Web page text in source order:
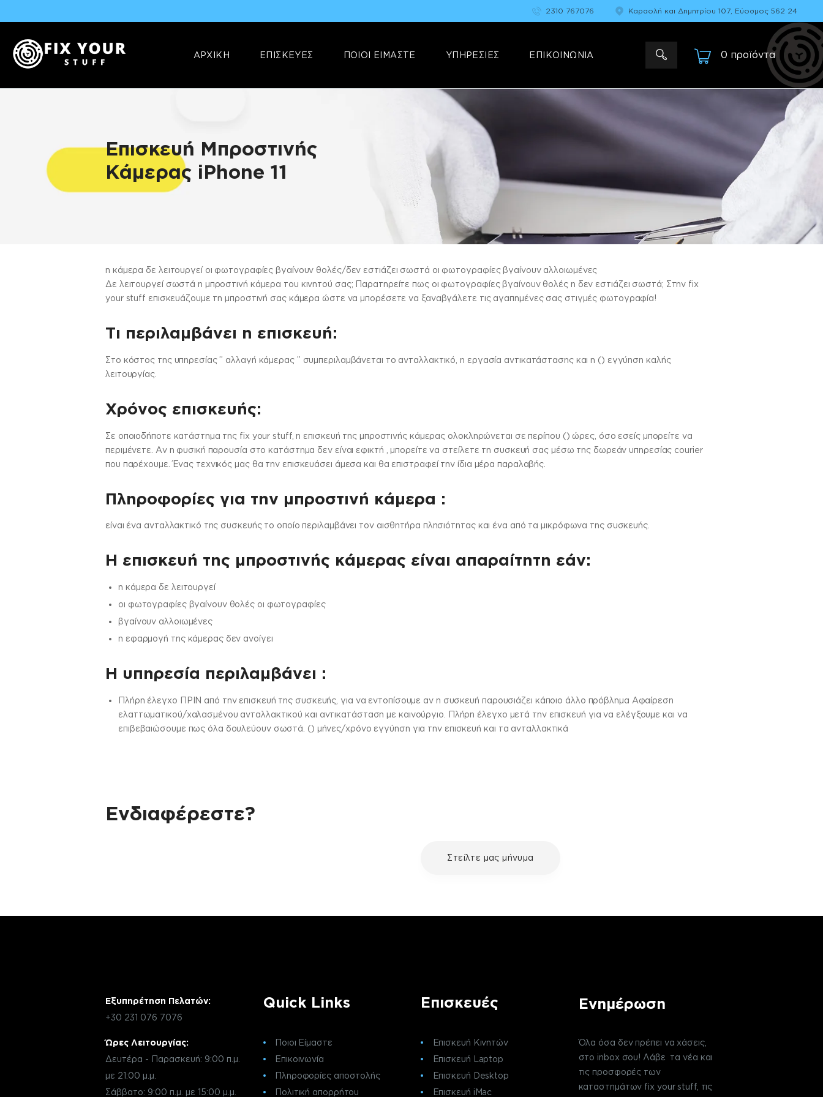
2310 767076 Καραολή και Δημητρίου 107, Εύοσμος 562 24
ΑΡΧΙΚΗ ΕΠΙΣΚΕΥΕΣ ΠΟΙΟΙ ΕΙΜΑΣΤΕ ΥΠΗΡΕΣΙΕΣ ΕΠΙΚΟΙΝΩΝΙΑ 0 προϊόντα-
Επισκευές & Πωλήσεις Ηλεκτρονικών Συσκευών &Αξεσουάρ
Επισκευή Μπροστινής
Κάμερας iPhone 11
η κάμερα δε λειτουργεί οι φωτογραφίες βγαίνουν θολές/δεν εστιάζει σωστά οι φωτογραφίες βγαίνουν αλλοιωμένες
Δε λειτουργεί σωστά η μπροστινή κάμερα του κινητού σας; Παρατηρείτε πως οι φωτογραφίες βγαίνουν θολές η δεν εστιάζει σωστά; Στην fix
your stuff επισκευάζουμε τη μπροστινή σας κάμερα ώστε να μπορέσετε να ξαναβγάλετε τις αγαπημένες σας στιγμές φωτογραφία!
Τι περιλαμβάνει η επισκευή:
Στo κόστος της υπηρεσίας ” αλλαγή κάμερας ” συμπεριλαμβάνεται το ανταλλακτικό, η εργασία αντικατάστασης και η () εγγύηση καλής
λειτουργίας.
Χρόνος επισκευής:
Σε οποιοδήποτε κατάστημα της fix your stuff, η επισκευή της μπροστινής κάμερας ολοκληρώνεται σε περίπου () ώρες, όσο εσείς μπορείτε να
περιμένετε. Αν η φυσική παρουσία στο κατάστημα δεν είναι εφικτή , μπορείτε να στείλετε τη συσκευή σας μέσω της δωρεάν υπηρεσίας courier
που παρέχουμε. Ένας τεχνικός μας θα την επισκευάσει άμεσα και θα επιστραφεί την ίδια μέρα παραλαβής.
Πληροφορίες για την μπροστινή κάμερα :
είναι ένα ανταλλακτικό της συσκευής το οποίο περιλαμβάνει τον αισθητήρα πλησιότητας και ένα από τα μικρόφωνα της συσκευής.
Η επισκευή της μπροστινής κάμερας είναι απαραίτητη εάν:
η κάμερα δε λειτουργεί
οι φωτογραφίες βγαίνουν θολές οι φωτογραφίες
βγαίνουν αλλοιωμένες
η εφαρμογή της κάμερας δεν ανοίγει
H υπηρεσία περιλαμβάνει :
Πλήρη έλεγχο ΠΡΙΝ από την επισκευή της συσκευής, για να εντοπίσουμε αν η συσκευή παρουσιάζει κάποιο άλλο πρόβλημα Αφαίρεση
ελαττωματικού/χαλασμένου ανταλλακτικού και αντικατάσταση με καινούργιο. Πλήρη έλεγχο μετά την επισκευή για να ελέγξουμε και να
επιβεβαιώσουμε πως όλα δουλεύουν σωστά. () μήνες/χρόνο εγγύηση για την επισκευή και τα ανταλλακτικά
Ενδιαφέρεστε?
Στείλτε μας μήνυμα
Εξυπηρέτηση Πελατών:
+30 231 076 7076
Ώρες Λειτουργίας:
Δευτέρα - Παρασκευή: 9:00 π.μ.
με 21:00 μ.μ.
Σάββατο: 9:00 π.μ. με 15:00 μ.μ.
Quick Links
Ποιοι Είμαστε
Επικοινωνία
Πληροφορίες αποστολής
Πολιτική απορρήτου
Επισκευές
Επισκευή Κινητών
Επισκευή Laptop
Επισκευή Desktop
Επισκευή iMac
Ενημέρωση
Όλα όσα δεν πρέπει να χάσεις,
στο inbox σου! Λάβε τα νέα και
τις προσφορές των
καταστημάτων fix your stuff, τις